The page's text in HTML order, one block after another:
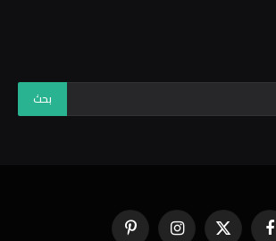
فيسبوك X الانستغرامبينتيريست